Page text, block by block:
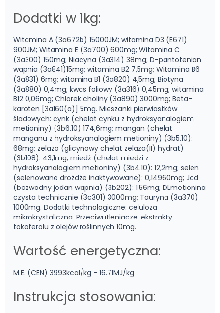
Dodatki w 1kg:
Witamina A (3a672b) 15000JM; witamina D3 (E671)
900JM; Witamina E (3a700) 600mg; Witamina C
(3a300) 150mg; Niacyna (3a314) 38mg; D-pantotenian
wapnia (3a841)15mg; witamina B2 7,5mg; Witamina B6
(3a831) 6mg; witamina B1 (3a820) 4,5mg; Biotyna
(3a880) 0,4mg; kwas foliowy (3a316) 0,45mg; witamina
B12 0,06mg; Chlorek choliny (3a890) 3000mg; Beta-
karoten [3a160(a)] 5mg. Mieszanki pierwiastków
śladowych: cynk (chelat cynku z hydroksyanalogiem
metioniny) (3b6.10) 174,6mg; mangan (chelat
manganu z hydroksyanalogiem metioniny) (3b5.10):
68mg; żelazo (glicynowy chelat żelaza(II) hydrat)
(3b108): 43,1mg; miedź (chelat miedzi z
hydroksyanalogiem metioniny) (3b4.10): 12,2mg; selen
(selenowane drożdże inaktywowane): 0,14960mg; Jod
(bezwodny jodan wapnia) (3b202): 1,56mg; DLmetionina
czysta technicznie (3c301) 3000mg; Tauryna (3a370)
1000mg. Dodatki technologiczne: celuloza
mikrokrystaliczna. Przeciwutleniacze: ekstrakty
tokoferolu z olejów roślinnych 10mg.
Wartość energetyczna:
M.E. (CEN) 3993kcal/kg - 16.71MJ/kg
Instrukcja stosowania: